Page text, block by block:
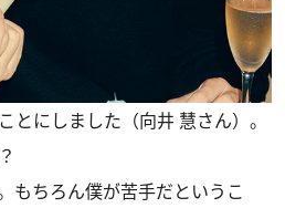
とにしました（向井 慧さん）。
もちろん僕が苦手だというこ